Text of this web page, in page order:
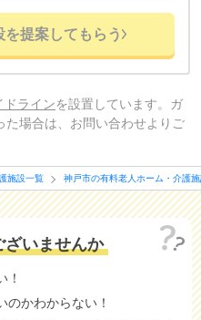
を提案してもらう
ドラインを設置しています。ガ
場合は、お問い合わせよりご
施設一覧 神戸市の有料老人ホーム・介護
いませんか
！
のかわからない！